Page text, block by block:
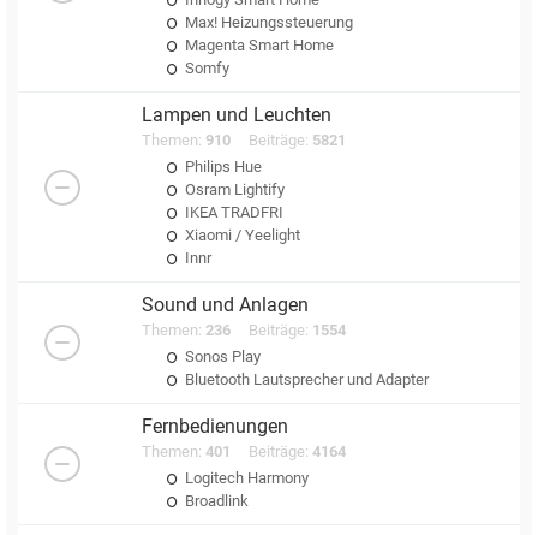
Max! Heizungssteuerung
Magenta Smart Home
Somfy
Lampen und Leuchten
Themen: 910 Beiträge: 5821
Philips Hue
Osram Lightify
IKEA TRADFRI
Xiaomi / Yeelight
Innr
Sound und Anlagen
Themen: 236 Beiträge: 1554
Sonos Play
Bluetooth Lautsprecher und Adapter
Fernbedienungen
Themen: 401 Beiträge: 4164
Logitech Harmony
Broadlink